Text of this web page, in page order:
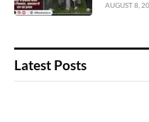
AUGUST 8,
Latest Posts